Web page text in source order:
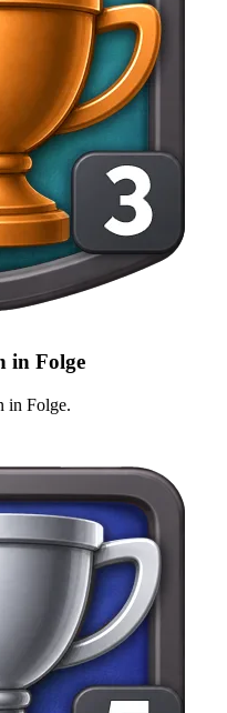
in Folge
in Folge.